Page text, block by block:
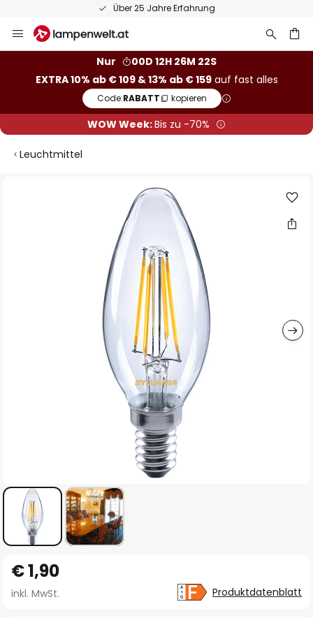
Über 25 Jahre Erfahrung
Inhalt
Nur
00D 12H 26M 21S
EXTRA 10% ab € 109 & 13% ab € 159auf fast alles
Code:RABATT kopieren
WOW Week:Bis zu -70%
Leuchtmittel
Anfang
der
€ 1,90
inkl. MwSt. Produktdatenblatt